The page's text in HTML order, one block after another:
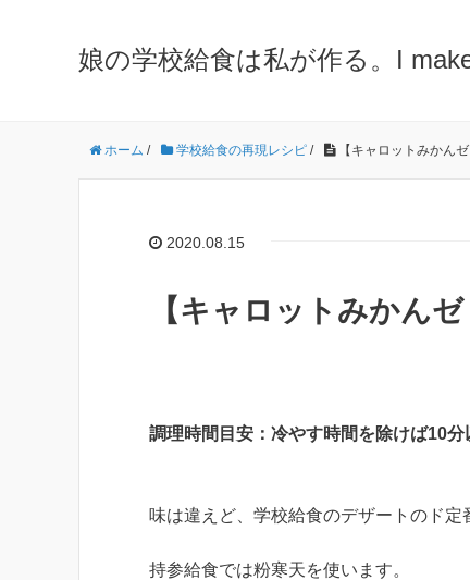
娘の学校給食は私が作る。I
ホーム / 学校給食の再現レシピ / 【キャロットみかん
2020.08.15
【キャロットみかん
調理時間目安：冷やす時間を除けば10分
味は違えど、学校給食のデザートのド定
持参給食では粉寒天を使います。